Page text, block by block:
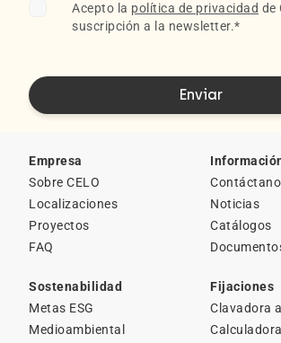
Acepto la política de privacidad de
suscripción a la newsletter.*
Empresa
Sobre CELO
Localizaciones
Proyectos
FAQ
Noticias
Catálogos
Sostenabilidad
Metas ESG
Medioambiental
Fijaciones
Clavadora